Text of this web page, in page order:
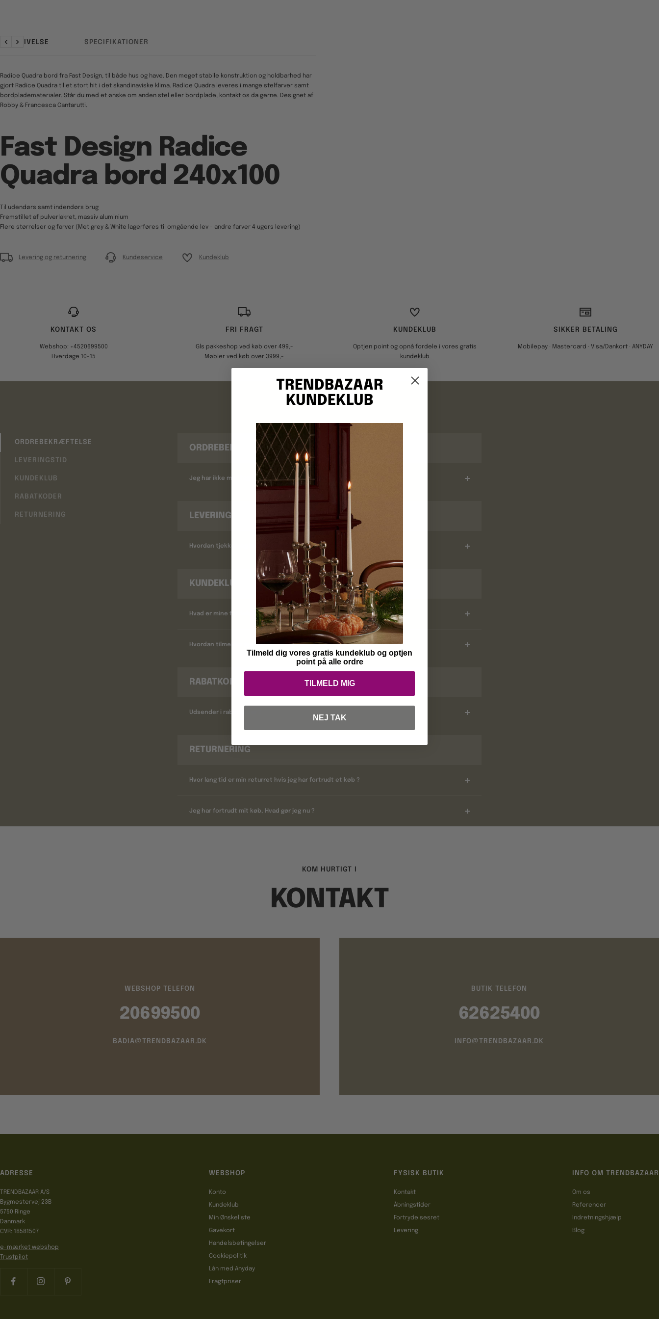
BESKRIVELSE SPECIFIKATIONER
ForrigeNæste
Radice Quadra bord fra Fast Design, til både hus og have. Den meget stabile konstruktion og holdbarhed har
gjort Radice Quadra til et stort hit i det skandinaviske klima. Radice Quadra leveres i mange stelfarver samt
bordpladematerialer. Står du med et ønske om anden stel eller bordplade, kontakt os da gerne. Designet af
Robby & Francesca Cantarutti.
Fast Design Radice
Quadra bord 240x100
Til udendørs samt indendørs brug
Fremstillet af pulverlakret, massiv aluminium
Flere størrelser og farver (Met grey & White lagerføres til omgående lev - andre farver 4 ugers levering)
Levering og returnering Kundeservice Kundeklub
KONTAKT OS
Webshop: +4520699500
Hverdage 10-15
FRI FRAGT
Gls pakkeshop ved køb over 499,-
Møbler ved køb over 3999,-
KUNDEKLUB
Optjen point og opnå fordele i vores gratis
kundeklub
SIKKER BETALING
Mobilepay · Mastercard · Visa/Dankort · ANYDAY
FAQ
ORDREBEKRÆFTELSE
LEVERINGSTID
KUNDEKLUB
RABATKODER
RETURNERING
ORDREBEKRÆFTELSE
Jeg har ikke modtaget en ordrebekræftelse ?
LEVERINGSTID
Hvordan tjekker jeg leveringstid ?
KUNDEKLUB
Hvad er mine fordele ?
Hvordan tilmelder jeg mig ?
RABATKODER
Udsender i rabatkoder ?
RETURNERING
Hvor lang tid er min returret hvis jeg har fortrudt et køb ?
Jeg har fortrudt mit køb, Hvad gør jeg nu ?
KOM HURTIGT I
KONTAKT
WEBSHOP TELEFON
20699500
BADIA@TRENDBAZAAR.DK
BUTIK TELEFON
62625400
INFO@TRENDBAZAAR.DK
ADRESSE
TRENDBAZAAR A/S
Bygmestervej 23B
5750 Ringe
Danmark
CVR: 18581507
e-mærket webshop
Trustpilot
WEBSHOP
Konto
Kundeklub
Min Ønskeliste
Gavekort
Handelsbetingelser
Cookiepolitik
Lån med Anyday
Fragtpriser
FYSISK BUTIK
Kontakt
Åbningstider
Fortrydelsesret
Levering
INFO OM TRENDBAZAAR
Om os
Referencer
Indretningshjælp
Blog
TRENDBAZAAR
KUNDEKLUB
Tilmeld dig vores gratis kundeklub og optjen
point på alle ordre
TILMELD MIG
NEJ TAK